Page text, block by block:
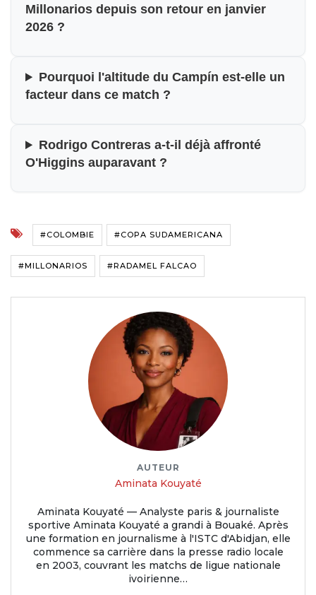
Millonarios depuis son retour en janvier
2026 ?
Pourquoi l'altitude du Campín est-elle un
facteur dans ce match ?
Rodrigo Contreras a-t-il déjà affronté
O'Higgins auparavant ?
#COLOMBIE #COPA SUDAMERICANA
#MILLONARIOS #RADAMEL FALCAO
AUTEUR
Aminata Kouyaté
Aminata Kouyaté — Analyste paris & journaliste
sportive Aminata Kouyaté a grandi à Bouaké. Après
une formation en journalisme à l'ISTC d'Abidjan, elle
commence sa carrière dans la presse radio locale
en 2003, couvrant les matchs de ligue nationale
ivoirienne…